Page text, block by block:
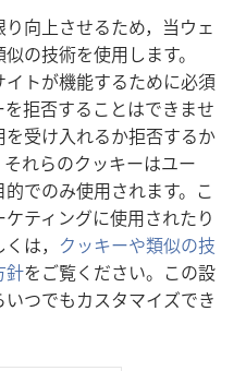
向上させるため，当ウェ
の技術を使用します。
トが機能するために必須
拒否することはできませ
受け入れるか拒否するか
れらのクッキーはユー
でのみ使用されます。こ
ティングに使用されたり
は， クッキーや類似の技
針をご覧ください。この設
いつでもカスタマイズでき
いては，医師などの医療従事者のアド
疑いがあるなら，医師の診察を受けて
規約に準拠するものとします。